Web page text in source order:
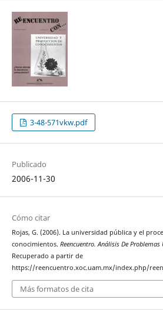
3-48-571vkw.pdf
Publicado
2006-11-30
Cómo citar
Rojas, G. (2006). La universidad pública y el
conocimientos. Reencuentro. Análisis De
Recuperado a partir de
https://reencuentro.xoc.uam.mx/index.php/
Más formatos de cita